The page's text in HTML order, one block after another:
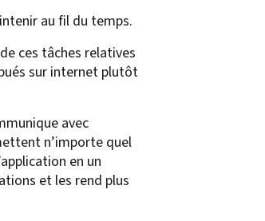
au fil du temps.
ces tâches relatives
sur internet plutôt
avec
n’importe quel
en un
et les rend plus